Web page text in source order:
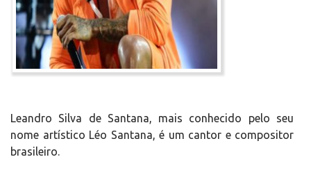
Leandro Silva de Santana, mais conhecido pelo seu
nome artístico Léo Santana, é um cantor e compositor
brasileiro.